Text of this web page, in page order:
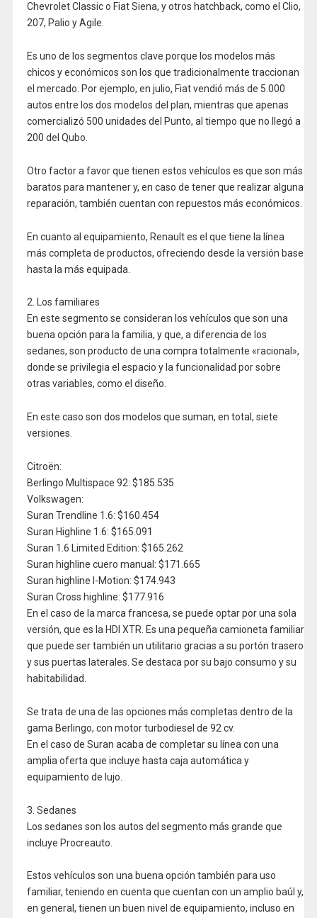
Chevrolet Classic o Fiat Siena, y otros hatchback, como el Clio,
207, Palio y Agile.
Es uno de los segmentos clave porque los modelos más
chicos y económicos son los que tradicionalmente traccionan
el mercado. Por ejemplo, en julio, Fiat vendió más de 5.000
autos entre los dos modelos del plan, mientras que apenas
comercializó 500 unidades del Punto, al tiempo que no llegó a
200 del Qubo.
Otro factor a favor que tienen estos vehículos es que son más
baratos para mantener y, en caso de tener que realizar alguna
reparación, también cuentan con repuestos más económicos.
En cuanto al equipamiento, Renault es el que tiene la línea
más completa de productos, ofreciendo desde la versión base
hasta la más equipada.
2. Los familiares
En este segmento se consideran los vehículos que son una
buena opción para la familia, y que, a diferencia de los
sedanes, son producto de una compra totalmente «racional»,
donde se privilegia el espacio y la funcionalidad por sobre
otras variables, como el diseño.
En este caso son dos modelos que suman, en total, siete
versiones.
Citroën:
Berlingo Multispace 92: $185.535
Volkswagen:
Suran Trendline 1.6: $160.454
Suran Highline 1.6: $165.091
Suran 1.6 Limited Edition: $165.262
Suran highline cuero manual: $171.665
Suran highline I-Motion: $174.943
Suran Cross highline: $177.916
En el caso de la marca francesa, se puede optar por una sola
versión, que es la HDI XTR. Es una pequeña camioneta familiar
que puede ser también un utilitario gracias a su portón trasero
y sus puertas laterales. Se destaca por su bajo consumo y su
habitabilidad.
Se trata de una de las opciones más completas dentro de la
gama Berlingo, con motor turbodiesel de 92 cv.
En el caso de Suran acaba de completar su línea con una
amplia oferta que incluye hasta caja automática y
equipamiento de lujo.
3. Sedanes
Los sedanes son los autos del segmento más grande que
incluye Procreauto.
Estos vehículos son una buena opción también para uso
familiar, teniendo en cuenta que cuentan con un amplio baúl y,
en general, tienen un buen nivel de equipamiento, incluso en